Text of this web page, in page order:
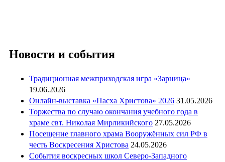
Новости и события
Традиционная межприходская игра «Зарница»
19.06.2026
Онлайн-выставка «Пасха Христова» 2026 31.05.2026
Торжества по случаю окончания учебного года в
храме свт. Николая Мирликийского 27.05.2026
Посещение главного храма Вооружённых сил РФ в
честь Воскресения Христова 24.05.2026
События воскресных школ Северо-Западного